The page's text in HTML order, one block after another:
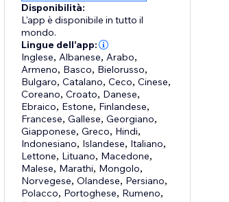
Disponibilità:
L'app è disponibile in tutto il
mondo.
Lingue dell'app:
Inglese, Albanese, Arabo,
Armeno, Basco, Bielorusso,
Bulgaro,Catalano,Ceco,Cinese,
Coreano,Croato, Danese,
Ebraico, Estone, Finlandese,
Francese,Gallese,Georgiano,
Giapponese,Greco, Hindi,
Indonesiano, Islandese, Italiano,
Lettone, Lituano, Macedone,
Malese, Marathi, Mongolo,
Norvegese,Olandese, Persiano,
Polacco, Portoghese, Rumeno,